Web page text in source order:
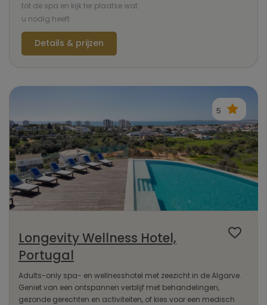
tot de spa en kijk ter plaatse wat
u nodig heeft
Details & prijzen
5
Longevity Wellness Hotel,
Portugal
Adults-only spa- en wellnesshotel met zeezicht in de Algarve.
Geniet van een ontspannen verblijf met behandelingen,
gezonde gerechten en activiteiten, of kies voor een medisch